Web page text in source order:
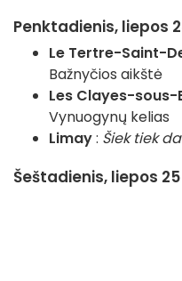
Penktadienis, liepos
Le Tertre-Saint-
Bažnyčios aikštė
Les Clayes-sous-
Vynuogynų kelias
Limay: Šiek tiek
Šeštadienis, liepos